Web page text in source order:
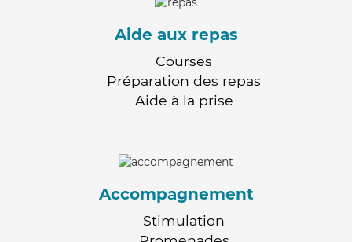
Aide aux repas
Courses
Préparation des repas
Aide à la prise
Accompagnement
Stimulation